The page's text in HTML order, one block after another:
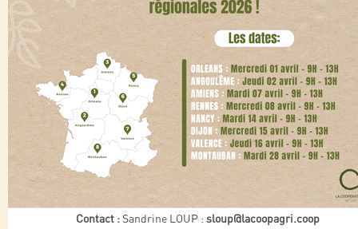
Contact :Sandrine LOUP : sloup@lacoopagri.coop